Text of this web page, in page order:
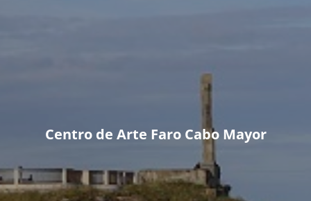
Centro de Arte Faro Cabo Mayor